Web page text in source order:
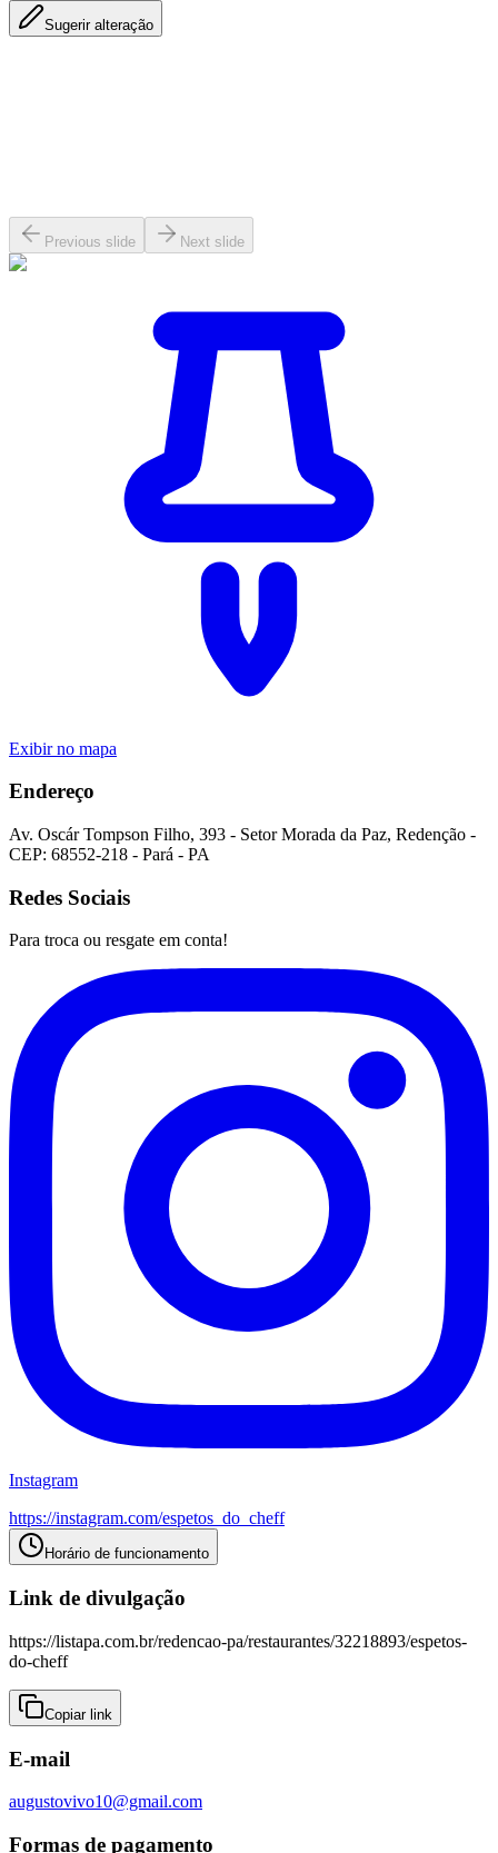
Sugerir alteração
Previous slide Next slide
Exibir no mapa
Endereço
Av. Oscár Tompson Filho, 393 - Setor Morada da Paz, Redenção -
CEP: 68552-218 - Pará - PA
Redes Sociais
Para troca ou resgate em conta!
Instagram
https://instagram.com/espetos_do_cheff
Horário de funcionamento
Link de divulgação
https://listapa.com.br/redencao-pa/restaurantes/32218893/espetos-
do-cheff
Copiar link
E-mail
augustovivo10@gmail.com
Formas de pagamento